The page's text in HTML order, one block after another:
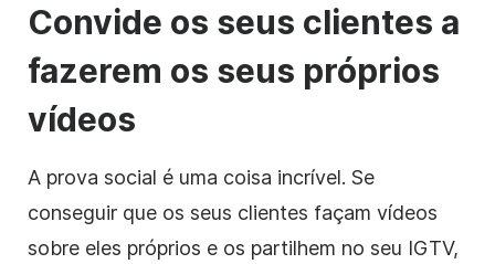
Convide os seus clientes a
fazerem os seus próprios
vídeos
A prova social é uma coisa incrível. Se
conseguir que os seus clientes façam vídeos
sobre eles próprios e os partilhem no seu IGTV,